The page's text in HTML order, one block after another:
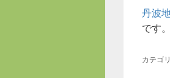
丹波
です
カテゴ